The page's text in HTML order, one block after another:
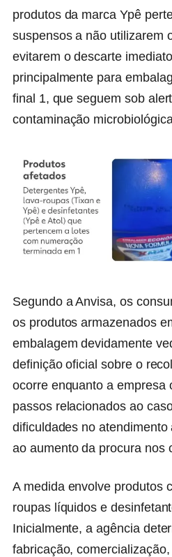
produtos da marca Ypê
suspensos a não utilizarem
evitarem o descarte
principalmente para
final 1, que seguem sob
contaminação
Segundo a Anvisa, os
os produtos armazenados
embalagem devidamente
definição oficial sobre o
ocorre enquanto a empresa
passos relacionados ao
dificuldades no
ao aumento da procura nos
A medida envolve produtos
roupas líquidos e
Inicialmente, a agência
fabricação,